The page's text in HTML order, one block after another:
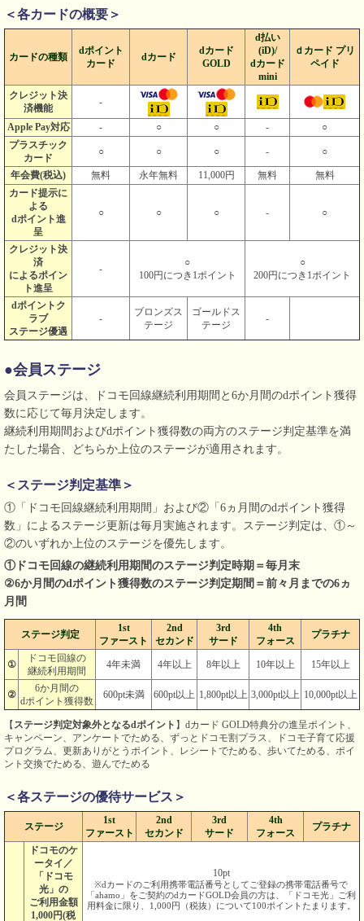
＜各カードの概要＞
カードの種類
dポイント
カード
dカード
dカード
GOLD
d払い
(iD)/
dカード
mini
ｄカード プリ
ペイド
クレジット決
済機能
-
Apple Pay対応 - ○ ○ -
○
プラスチック
カード
○ ○ ○ - ○
年会費(税込) 無料 永年無料 11,000円 無料
無料
カード提示に
よる
dポイント進
呈
○ ○ ○ - ○
クレジット決
済
によるポイン
ト進呈
-
○
100円につき1ポイント
○
200円につき1ポイント
dポイントク
ラブ
ステージ優遇
-
ブロンズス
テージ
ゴールドス
テージ
-
●会員ステージ
会員ステージは、ドコモ回線継続利用期間と6か月間のdポイント獲得
数に応じて毎月決定します。
継続利用期間およびdポイント獲得数の両方のステージ判定基準を満
たした場合、どちらか上位のステージが適用されます。
＜ステージ判定基準＞
①「ドコモ回線継続利用期間」および②「6ヵ月間のdポイント獲得
数」によるステージ更新は毎月実施されます。ステージ判定は、①～
②のいずれか上位のステージを優先します。
①ドコモ回線の継続利用期間のステージ判定時期＝毎月末
②6か月間のdポイント獲得数のステージ判定期間＝前々月までの6ヵ
月間
ステージ判定
1st
ファースト
2nd
セカンド
3rd
サード
4th
フォース
プラチナ
①
ドコモ回線の
継続利用期間
4年未満 4年以上 8年以上 10年以上 15年以上
②
6か月間の
dポイント獲得数
600pt未満 600pt以上 1,800pt以上 3,000pt以上 10,000pt以上
【 ステージ判定対象外となるdポイント 】dカード GOLD特典分の進呈ポイント、
キャンペーン、アンケートでためる、ずっとドコモ割プラス、ドコモ子育て応援
プログラム、更新ありがとうポイント、レシートでためる、歩いてためる、ポイ
ント交換でためる、遊んでためる
＜各ステージの優待サービス＞
ステージ
1st
ファースト
2nd
セカンド
3rd
サード
4th
フォース
プラチナ
ドコモのケ
ータイ／
「ドコモ
光」の
ご利用金額
1,000円(税
10pt
※dカードのご利用携帯電話番号としてご登録の携帯電話番号で
「ahamo」をご契約のdカードGOLD会員の方は、「ドコモ光」ご利
用料金に限り、1,000円（税抜）について100ポイントたまります。